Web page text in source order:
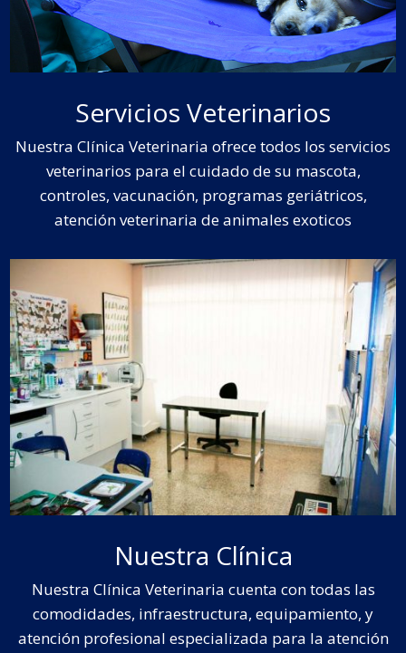
Servicios Veterinarios
Nuestra Clínica Veterinaria ofrece todos los servicios
veterinarios para el cuidado de su mascota,
controles, vacunación, programas geriátricos,
atención veterinaria de animales exoticos
Nuestra Clínica
Nuestra Clínica Veterinaria cuenta con todas las
comodidades, infraestructura, equipamiento, y
atención profesional especializada para la atención